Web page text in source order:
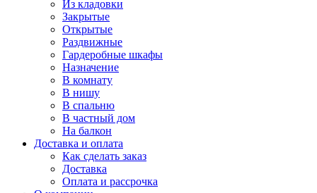
Из кладовки
Закрытые
Открытые
Раздвижные
Гардеробные шкафы
Назначение
В комнату
В нишу
В спальню
В частный дом
На балкон
Доставка и оплата
Как сделать заказ
Доставка
Оплата и рассрочка